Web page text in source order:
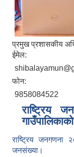
प्रमुख प्रशासकीय
ईमेल:
फोन:
9858084522
राष्ट्रिय
राष्ट्रिय जनगणना
जनसंख्या।